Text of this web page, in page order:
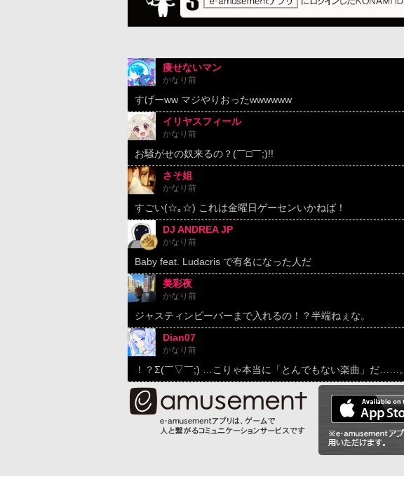
痩せないマン
かなり前
すげーww マジやりおったwwwwww
イリヤスフィール
かなり前
お騒がせの奴来るの？(￣□￣;)!!
さそ姐
かなり前
すごい(☆｡☆) これは金曜日ゲーセンいかねば！
DJ ANDREA JP
かなり前
Baby feat. Ludacris で有名になった人だ
美彩夜
かなり前
ジャスティンビーバーまで入れるの！？半端ねぇな。
Dian07
かなり前
！？Σ(￣▽￣;) …こりゃ本当に「とんでもない楽曲」だ……。